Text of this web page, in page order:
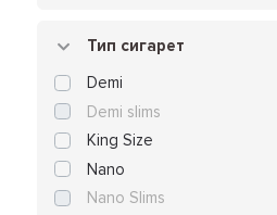
Тип сигарет
Demi
Demi slims
King Size
Nano
Nano Slims